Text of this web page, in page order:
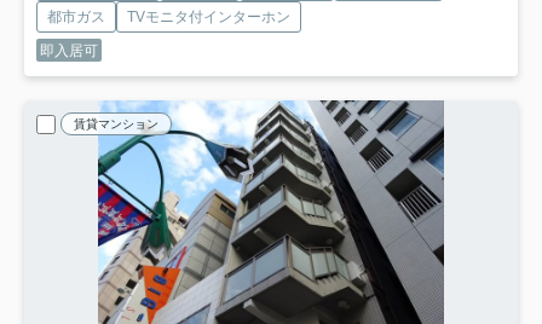
都市ガス
TVモニタ付インターホン
即入居可
賃貸マンション